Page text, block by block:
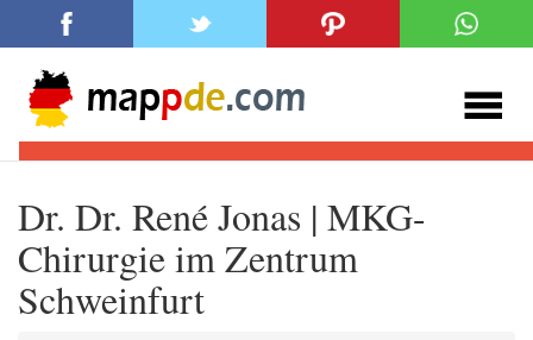
Dr. Dr. René Jonas | MKG-
Chirurgie im Zentrum
Schweinfurt